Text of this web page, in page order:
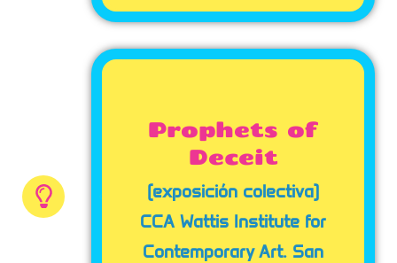
Prophets of
Deceit
(exposición colectiva)
CCA Wattis Institute for
Contemporary Art. San